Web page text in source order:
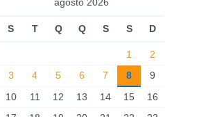
agosto 2026
S T Q Q S S D
1
2
3
4 5 6 7 8
9
10
11 12 13 14 15
16